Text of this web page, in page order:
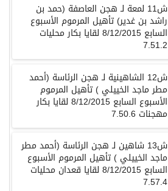
ش11 لمعة لـ هجن العاصفة (حمد بن
راشد بن غدير) تأهيل المرموم الأسبوع
السابع 8/12/2015 لقايا بكار محليات
7.51.2
ش12 الشاهينية لـ هجن الرئاسة (أحمد
مطر ماجد الخييلي ) تأهيل المرموم
الأسبوع السابع 8/12/2015 لقايا بكار
مهجنات 7.50.6
ش13 شاهين لـ هجن الرئاسة (أحمد مطر
ماجد الخييلي ) تأهيل المرموم الأسبوع
السابع 8/12/2015 لقايا قعدان محليات
7.57.4